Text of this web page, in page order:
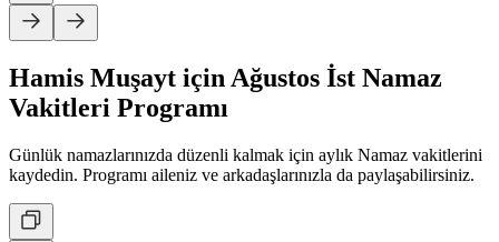
Hamis Muşayt için Ağustos İst Namaz
Vakitleri Programı
Günlük namazlarınızda düzenli kalmak için aylık Namaz vakitlerini
kaydedin. Programı aileniz ve arkadaşlarınızla da paylaşabilirsiniz.